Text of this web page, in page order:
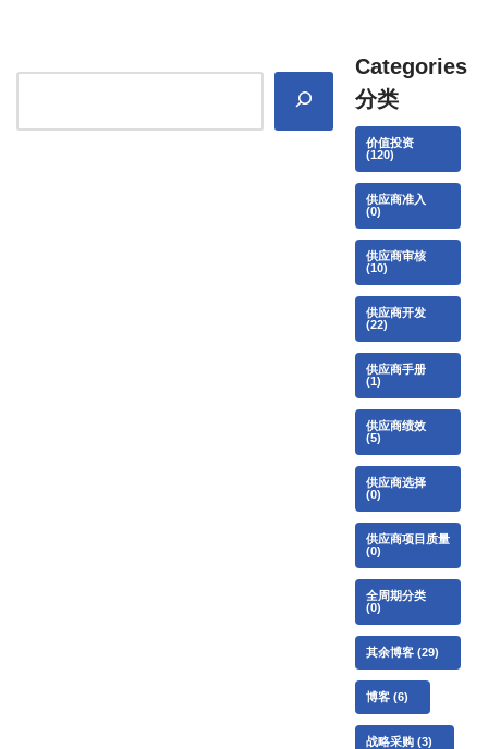
Categories
分类
价值投资
(120)
供应商准入
(0)
供应商审核
(10)
供应商开发
(22)
供应商手册
(1)
供应商绩效
(5)
供应商选择
(0)
供应商项目质量
(0)
全周期分类
(0)
其余博客 (29)
博客 (6)
战略采购 (3)